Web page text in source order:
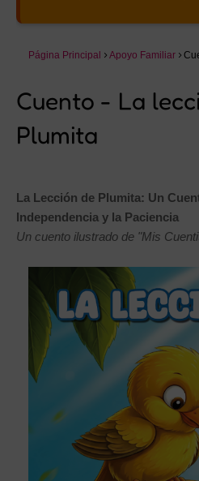
Página Principal Apoyo Familiar
Cuento - La
Plumita
La Lección de Plumita: Un
Independencia y la Paciencia
Un cuento ilustrado de "Mis